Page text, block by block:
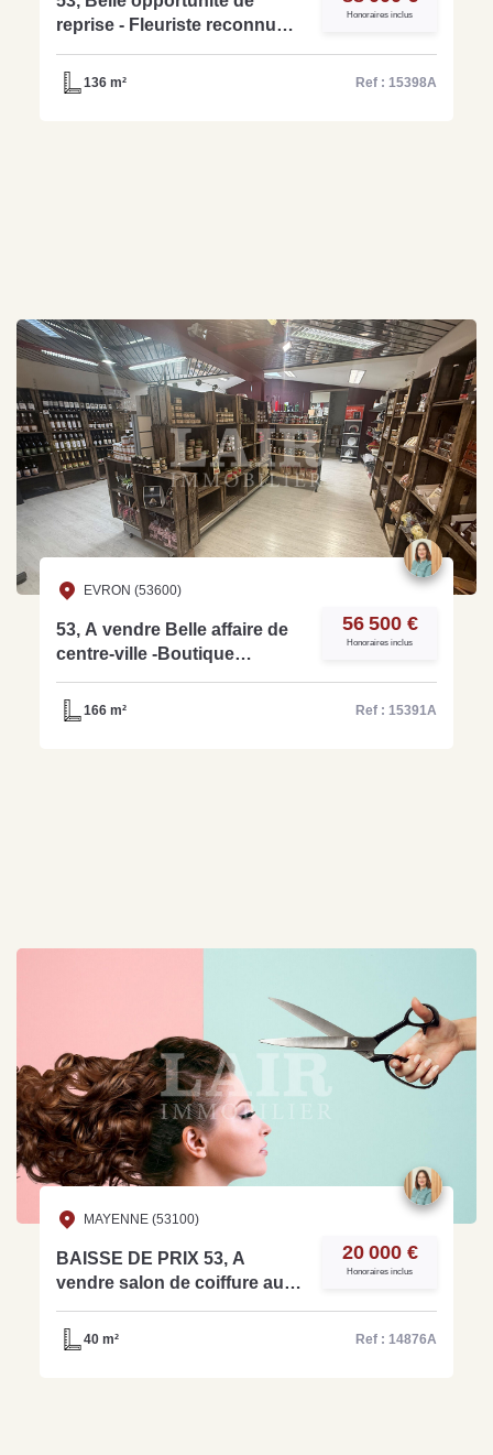
reprise - Fleuriste reconnu
logement - Réf:15398A
Honoraires inclus
136 m² Ref : 15398A
EVRON (53600)
53, A vendre Belle affaire de
centre-ville -Boutique
cadeaux, décoration et
épicerie fine - REF: 15391A
56 500 €
Honoraires inclus
166 m² Ref : 15391A
MAYENNE (53100)
BAISSE DE PRIX 53, A
vendre salon de coiffure au
coeur d'une place dynamique
de Mayenne -ref: 14876A
20 000 €
Honoraires inclus
40 m² Ref : 14876A